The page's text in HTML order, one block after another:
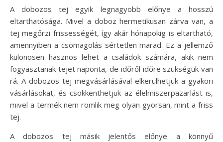
A dobozos tej egyik legnagyobb előnye a hosszú
eltarthatósága. Mivel a doboz hermetikusan zárva van, a
tej megőrzi frissességét, így akár hónapokig is eltartható,
amennyiben a csomagolás sértetlen marad. Ez a jellemző
különösen hasznos lehet a családok számára, akik nem
fogyasztanak tejet naponta, de időről időre szükségük van
rá. A dobozos tej megvásárlásával elkerülhetjük a gyakori
vásárlásokat, és csökkenthetjük az élelmiszerpazarlást is,
mivel a termék nem romlik meg olyan gyorsan, mint a friss
tej.
A dobozos tej másik jelentős előnye a könnyű